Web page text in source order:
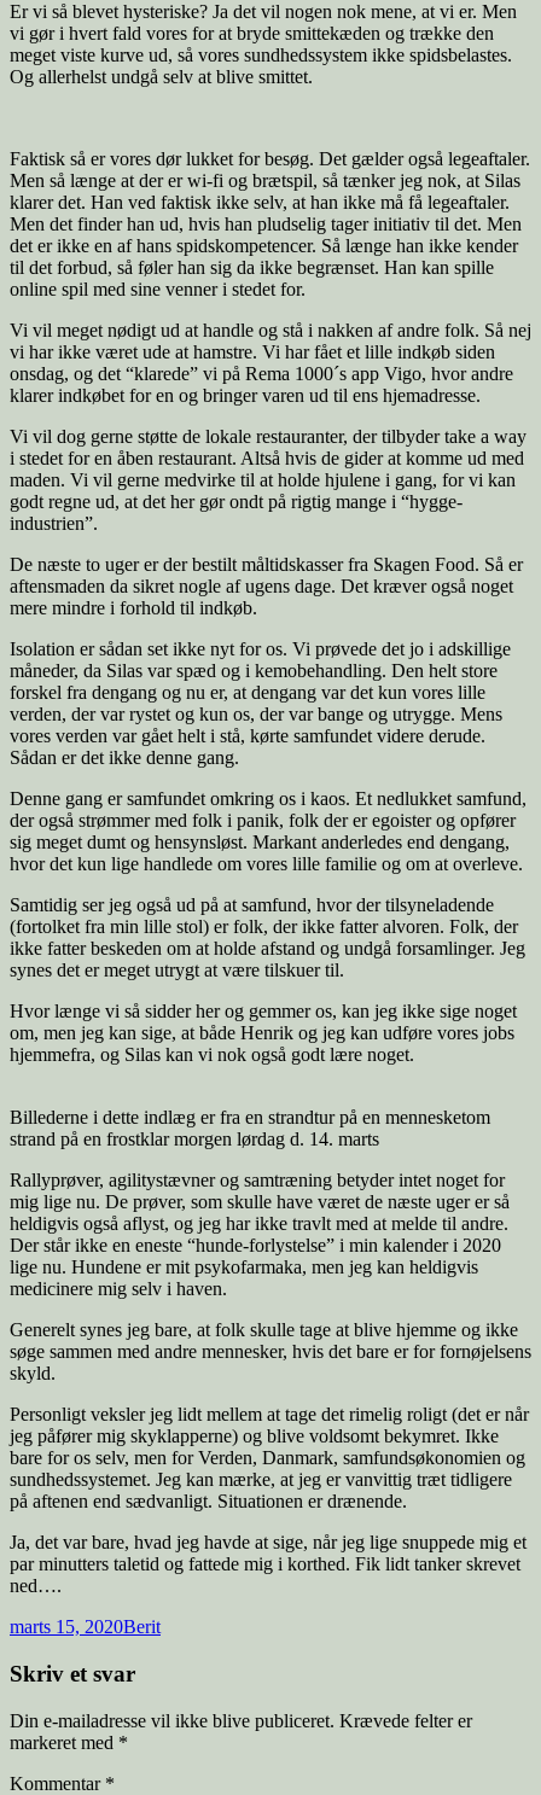
Er vi så blevet hysteriske? Ja det vil nogen nok mene, at vi er. Men
vi gør i hvert fald vores for at bryde smittekæden og trække den
meget viste kurve ud, så vores sundhedssystem ikke spidsbelastes.
Og allerhelst undgå selv at blive smittet.
Faktisk så er vores dør lukket for besøg. Det gælder også legeaftaler.
Men så længe at der er wi-fi og brætspil, så tænker jeg nok, at Silas
klarer det. Han ved faktisk ikke selv, at han ikke må få legeaftaler.
Men det finder han ud, hvis han pludselig tager initiativ til det. Men
det er ikke en af hans spidskompetencer. Så længe han ikke kender
til det forbud, så føler han sig da ikke begrænset. Han kan spille
online spil med sine venner i stedet for.
Vi vil meget nødigt ud at handle og stå i nakken af andre folk. Så nej
vi har ikke været ude at hamstre. Vi har fået et lille indkøb siden
onsdag, og det “klarede” vi på Rema 1000´s app Vigo, hvor andre
klarer indkøbet for en og bringer varen ud til ens hjemadresse.
Vi vil dog gerne støtte de lokale restauranter, der tilbyder take a way
i stedet for en åben restaurant. Altså hvis de gider at komme ud med
maden. Vi vil gerne medvirke til at holde hjulene i gang, for vi kan
godt regne ud, at det her gør ondt på rigtig mange i “hygge-
industrien”.
De næste to uger er der bestilt måltidskasser fra Skagen Food. Så er
aftensmaden da sikret nogle af ugens dage. Det kræver også noget
mere mindre i forhold til indkøb.
Isolation er sådan set ikke nyt for os. Vi prøvede det jo i adskillige
måneder, da Silas var spæd og i kemobehandling. Den helt store
forskel fra dengang og nu er, at dengang var det kun vores lille
verden, der var rystet og kun os, der var bange og utrygge. Mens
vores verden var gået helt i stå, kørte samfundet videre derude.
Sådan er det ikke denne gang.
Denne gang er samfundet omkring os i kaos. Et nedlukket samfund,
der også strømmer med folk i panik, folk der er egoister og opfører
sig meget dumt og hensynsløst. Markant anderledes end dengang,
hvor det kun lige handlede om vores lille familie og om at overleve.
Samtidig ser jeg også ud på at samfund, hvor der tilsyneladende
(fortolket fra min lille stol) er folk, der ikke fatter alvoren. Folk, der
ikke fatter beskeden om at holde afstand og undgå forsamlinger. Jeg
synes det er meget utrygt at være tilskuer til.
Hvor længe vi så sidder her og gemmer os, kan jeg ikke sige noget
om, men jeg kan sige, at både Henrik og jeg kan udføre vores jobs
hjemmefra, og Silas kan vi nok også godt lære noget.
Billederne i dette indlæg er fra en strandtur på en mennesketom
strand på en frostklar morgen lørdag d. 14. marts
Rallyprøver, agilitystævner og samtræning betyder intet noget for
mig lige nu. De prøver, som skulle have været de næste uger er så
heldigvis også aflyst, og jeg har ikke travlt med at melde til andre.
Der står ikke en eneste “hunde-forlystelse” i min kalender i 2020
lige nu. Hundene er mit psykofarmaka, men jeg kan heldigvis
medicinere mig selv i haven.
Generelt synes jeg bare, at folk skulle tage at blive hjemme og ikke
søge sammen med andre mennesker, hvis det bare er for fornøjelsens
skyld.
Personligt veksler jeg lidt mellem at tage det rimelig roligt (det er når
jeg påfører mig skyklapperne) og blive voldsomt bekymret. Ikke
bare for os selv, men for Verden, Danmark, samfundsøkonomien og
sundhedssystemet. Jeg kan mærke, at jeg er vanvittig træt tidligere
på aftenen end sædvanligt. Situationen er drænende.
Ja, det var bare, hvad jeg havde at sige, når jeg lige snuppede mig et
par minutters taletid og fattede mig i korthed. Fik lidt tanker skrevet
ned….
Udgivet
marts 15, 2020Forfatter
Berit
Skriv et svar
Din e-mailadresse vil ikke blive publiceret. Krævede felter er
markeret med *
Kommentar *